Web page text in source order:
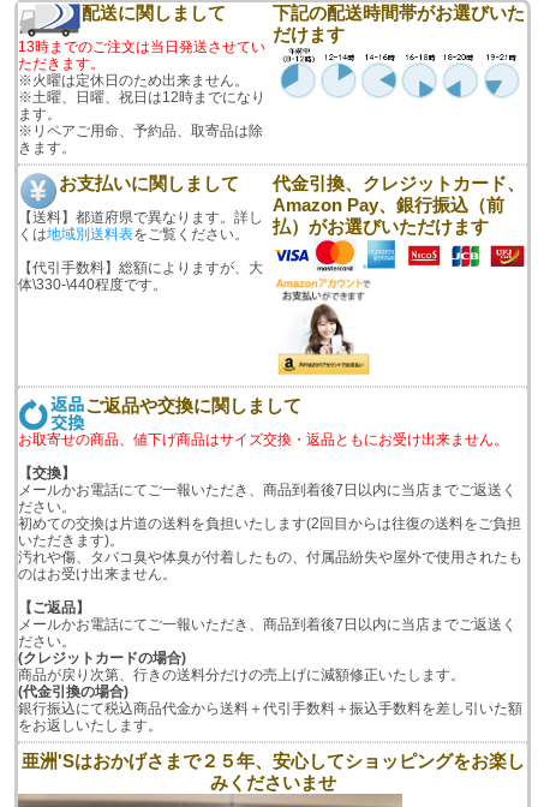
配送に関しまして
13時までのご注文は当日発送させてい
ただきます。
※火曜は定休日のため出来ません。
※土曜、日曜、祝日は12時までになり
ます。
※リペアご用命、予約品、取寄品は除
きます。
下記の配送時間帯がお選びいた
だけます
お支払いに関しまして
【送料】都道府県で異なります。詳し
くは地域別送料表をご覧ください。
【代引手数料】総額によりますが、大
体\330-\440程度です。
代金引換、クレジットカード、
Amazon Pay、銀行振込（前
払）がお選びいただけます
ご返品や交換に関しまして
お取寄せの商品、値下げ商品はサイズ交換・返品ともにお受け出来ません。
【交換】
メールかお電話にてご一報いただき、商品到着後7日以内に当店までご返送く
ださい。
初めての交換は片道の送料を負担いたします(2回目からは往復の送料をご負担
いただきます)。
汚れや傷、タバコ臭や体臭が付着したもの、付属品紛失や屋外で使用されたも
のはお受け出来ません。
【ご返品】
メールかお電話にてご一報いただき、商品到着後7日以内に当店までご返送く
ださい。
(クレジットカードの場合)
商品が戻り次第、行きの送料分だけの売上げに減額修正いたします。
(代金引換の場合)
銀行振込にて税込商品代金から送料＋代引手数料＋振込手数料を差し引いた額
をお返しいたします。
亜洲'Sはおかげさまで２５年、安心してショッピングをお楽し
みくださいませ